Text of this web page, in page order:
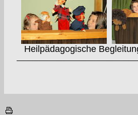
Heilpädagogische